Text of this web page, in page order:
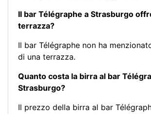
Il bar Télégraphe a Strasburgo
terrazza?
Il bar Télégraphe non ha
di una terrazza.
Quanto costa la birra al bar
Strasburgo?
Il prezzo della birra al bar